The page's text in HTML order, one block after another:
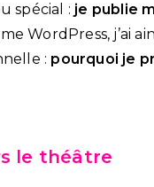
spécial : je publie
WordPress, j’ai
: pourquoi je
le théâtre